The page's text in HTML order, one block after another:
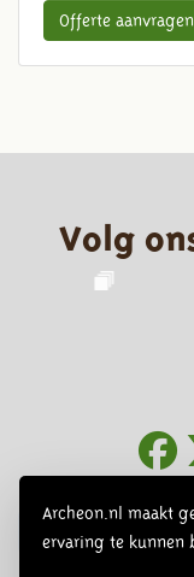
Archeon.nl maakt
ervaring te kunnen
Offerte aanvragen
Volg